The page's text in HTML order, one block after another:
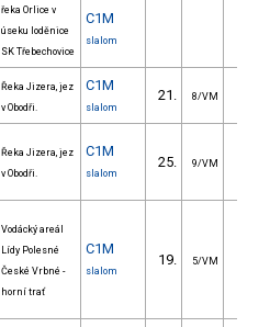
řeka Orlice v
úseku loděnice
SK Třebechovice
C1M
slalom
Řeka Jizera, jez
v Obodři.
C1M
slalom
21. 8/VM
Řeka Jizera, jez
v Obodři.
C1M
slalom
25. 9/VM
Vodácký areál
Lídy Polesné
České Vrbné -
horní trať
C1M
slalom
19. 5/VM